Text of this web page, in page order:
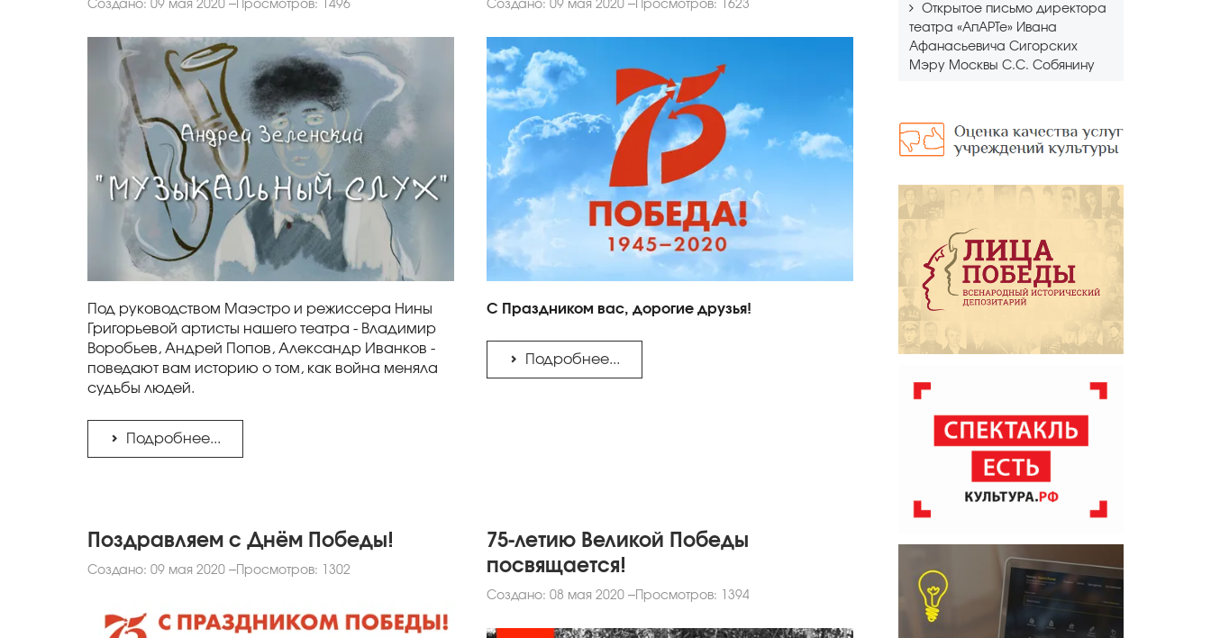
Создано: 09 мая 2020 Просмотров: 1496
Под руководством Маэстро и режиссера Нины
Григорьевой артисты нашего театра - Владимир
Воробьев, Андрей Попов, Александр Иванков -
поведают вам историю о том, как война меняла
судьбы людей.
Подробнее...
Создано: 09 мая 2020 Просмотров: 1623
С Праздником вас, дорогие друзья!
Подробнее...
Поздравляем с Днём Победы!
Создано: 09 мая 2020 Просмотров: 1302
75-летию Великой Победы
посвящается!
Создано: 08 мая 2020 Просмотров: 1394
Открытое письмо директора
театра «АпАРТе» Ивана
Афанасьевича Сигорских
Мэру Москвы С.С. Собянину